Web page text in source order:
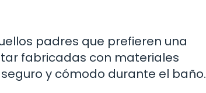
padres que prefieren una
fabricadas con materiales
y cómodo durante el baño.